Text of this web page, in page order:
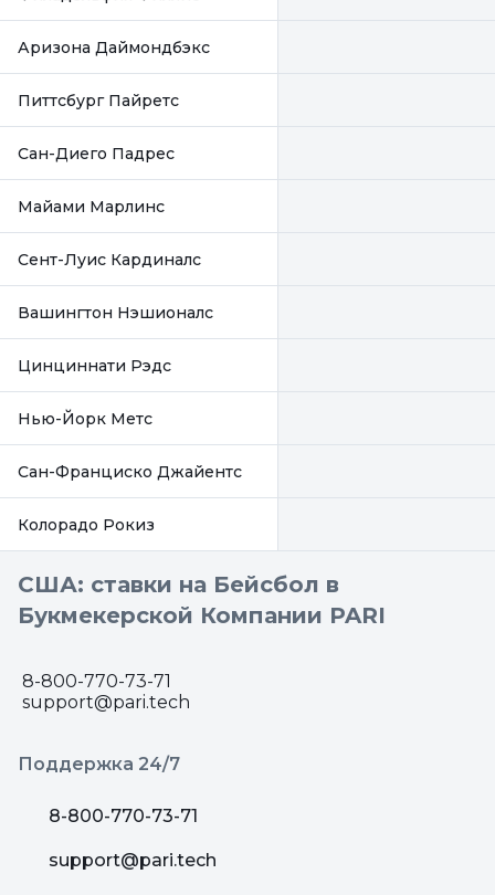
Аризона Даймондбэкс
Питтсбург Пайретс
Сан-Диего Падрес
Майами Марлинс
Сент-Луис Кардиналс
Вашингтон Нэшионалс
Цинциннати Рэдс
Нью-Йорк Метс
Сан-Франциско Джайентс
Колорадо Рокиз
США: ставки на Бейсбол в
Букмекерской Компании PARI
8-800-770-73-71
support@pari.tech
Поддержка 24/7
8-800-770-73-71
support@pari.tech